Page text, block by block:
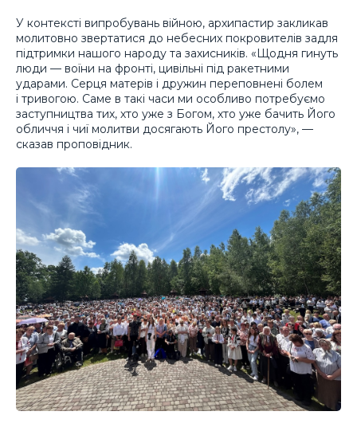
У контексті випробувань війною, архипастир закликав
молитовно звертатися до небесних покровителів задля
підтримки нашого народу та захисників. «Щодня гинуть
люди — воїни на фронті, цивільні під ракетними
ударами. Серця матерів і дружин переповнені болем
і тривогою. Саме в такі часи ми особливо потребуємо
заступництва тих, хто уже з Богом, хто уже бачить Його
обличчя і чиї молитви досягають Його престолу», —
сказав проповідник.